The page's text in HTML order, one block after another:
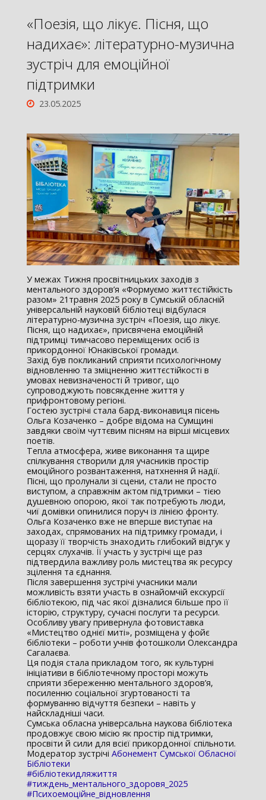
«Поезія, що лікує. Пісня, що
надихає»: літературно-музична
зустріч для емоційної
підтримки
23.05.2025
У межах Тижня просвітницьких заходів з
ментального здоров’я «Формуємо життєстійкість
разом» 21травня 2025 року в Сумській обласній
універсальній науковій бібліотеці відбулася
літературно-музична зустріч «Поезія, що лікує.
Пісня, що надихає», присвячена емоційній
підтримці тимчасово переміщених осіб із
прикордонної Юнаківської громади.
Захід був покликаний сприяти психологічному
відновленню та зміцненню життєстійкості в
умовах невизначеності й тривог, що
супроводжують повсякденне життя у
прифронтовому регіоні.
Гостею зустрічі стала бард-виконавиця пісень
Ольга Козаченко – добре відома на Сумщині
завдяки своїм чуттєвим пісням на вірші місцевих
поетів.
Тепла атмосфера, живе виконання та щире
спілкування створили для учасників простір
емоційного розвантаження, натхнення й надії.
Пісні, що пролунали зі сцени, стали не просто
виступом, а справжнім актом підтримки – тією
душевною опорою, якої так потребують люди,
чиї домівки опинилися поруч із лінією фронту.
Ольга Козаченко вже не вперше виступає на
заходах, спрямованих на підтримку громади, і
щоразу її творчість знаходить глибокий відгук у
серцях слухачів. Її участь у зустрічі ще раз
підтвердила важливу роль мистецтва як ресурсу
зцілення та єднання.
Після завершення зустрічі учасники мали
можливість взяти участь в ознайомчій екскурсії
бібліотекою, під час якої дізналися більше про її
історію, структуру, сучасні послуги та ресурси.
Особливу увагу привернула фотовиставка
«Мистецтво однієї миті», розміщена у фойє
бібліотеки – роботи учнів фотошколи Олександра
Сагалаєва.
Ця подія стала прикладом того, як культурні
ініціативи в бібліотечному просторі можуть
сприяти збереженню ментального здоров’я,
посиленню соціальної згуртованості та
формуванню відчуття безпеки – навіть у
найскладніші часи.
Сумська обласна універсальна наукова бібліотека
продовжує свою місію як простір підтримки,
просвіти й сили для всієї прикордонної спільноти.
Модератор зустрічі Абонемент Сумської Обласної
Бібліотеки
#бібліотекидляжиття
#тиждень_ментального_здоровя_2025
#Психоемоційне_відновлення